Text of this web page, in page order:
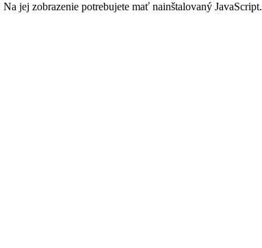
jej zobrazenie potrebujete mať nainštalovaný JavaScript.